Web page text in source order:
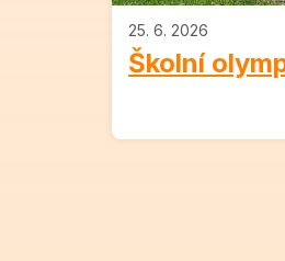
25. 6. 2026
Školní